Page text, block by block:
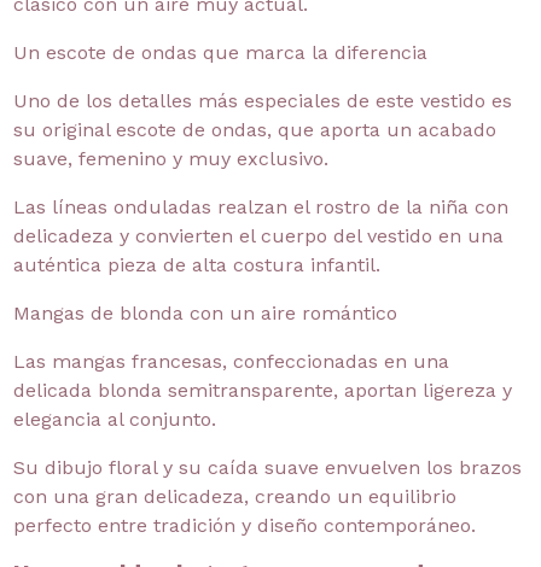
clásico con un aire muy actual.
Un escote de ondas que marca la diferencia
Uno de los detalles más especiales de este vestido es
su original escote de ondas, que aporta un acabado
suave, femenino y muy exclusivo.
Las líneas onduladas realzan el rostro de la niña con
delicadeza y convierten el cuerpo del vestido en una
auténtica pieza de alta costura infantil.
Mangas de blonda con un aire romántico
Las mangas francesas, confeccionadas en una
delicada blonda semitransparente, aportan ligereza y
elegancia al conjunto.
Su dibujo floral y su caída suave envuelven los brazos
con una gran delicadeza, creando un equilibrio
perfecto entre tradición y diseño contemporáneo.